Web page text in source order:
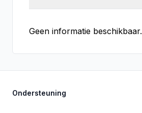
Geen informatie beschikbaar.
Ondersteuning